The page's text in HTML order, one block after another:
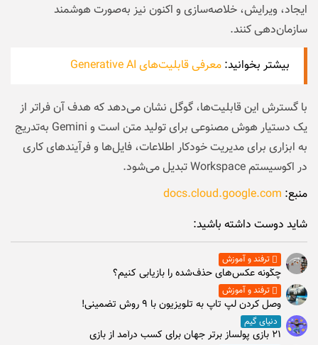
ایجاد، ویرایش، خلاصه‌سازی و اکنون نیز به‌صورت هوشمند
سازمان‌دهی کنند.
بیشتر بخوانید: معرفی قابلیت‌های Generative AI
با گسترش این قابلیت‌ها، گوگل نشان می‌دهد که هدف آن فراتر از
یک دستیار هوش مصنوعی برای تولید متن است و Gemini به‌تدریج
به ابزاری برای مدیریت خودکار اطلاعات، فایل‌ها و فرآیندهای کاری
در اکوسیستم Workspace تبدیل می‌شود.
منبع: docs.cloud.google.com
شاید دوست داشته باشید:
ترفند و آموزش
چگونه عکس‌های حذف‌شده را بازیابی کنیم؟
ترفند و آموزش
وصل كردن لپ تاپ به تلويزيون با ۹ روش تضمینی!
دنیای گیم
۲۱ بازی پولساز برتر جهان برای کسب درآمد از بازی